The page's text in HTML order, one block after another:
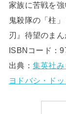
家族に苦戦を
鬼殺隊の「柱
刃』待望のま
ISBNコード：
出典： 集英社
ヨドバシ・ド